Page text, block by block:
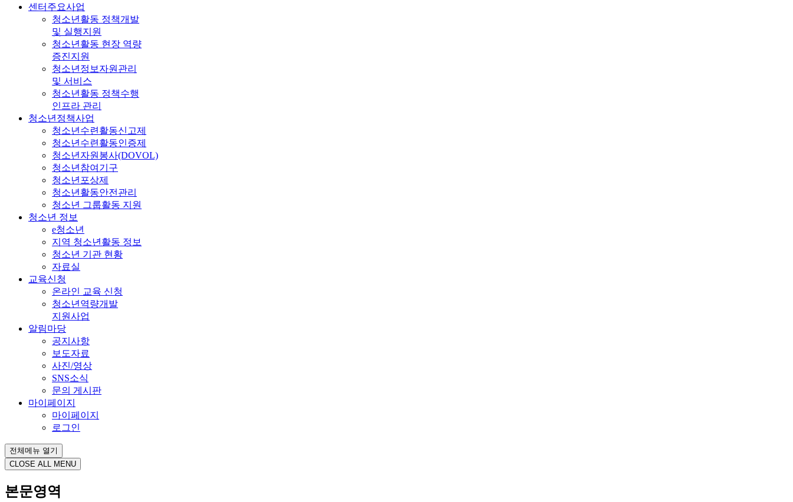
센터주요사업
청소년활동 정책개발
및 실행지원
청소년활동 현장 역량
증진지원
청소년정보자원관리
및 서비스
청소년활동 정책수행
인프라 관리
청소년정책사업
청소년수련활동신고제
청소년수련활동인증제
청소년자원봉사(DOVOL)
청소년참여기구
청소년포상제
청소년활동안전관리
청소년 그룹활동 지원
청소년 정보
e청소년
지역 청소년활동 정보
청소년 기관 현황
자료실
교육신청
온라인 교육 신청
청소년역량개발
지원사업
알림마당
공지사항
보도자료
사진/영상
SNS소식
문의 게시판
마이페이지
마이페이지
로그인
전체메뉴 열기
CLOSE ALL MENU
본문영역